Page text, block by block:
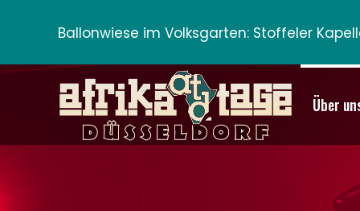
Ballonwiese im Volksgarten: Stoffeler
Über